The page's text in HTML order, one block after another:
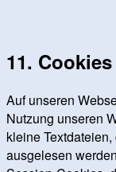
11.
Auf unseren
Nutzung unseren
kleine
ausgelesen